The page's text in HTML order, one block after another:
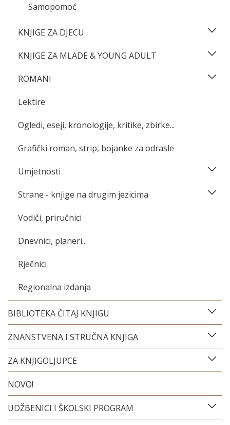
Samopomoć
KNJIGE ZA DJECU
KNJIGE ZA MLADE & YOUNG ADULT
ROMANI
Lektire
Ogledi, eseji, kronologije, kritike, zbirke...
Grafički roman, strip, bojanke za odrasle
Umjetnosti
Strane - knjige na drugim jezicima
Vodiči, priručnici
Dnevnici, planeri...
Rječnici
Regionalna izdanja
BIBLIOTEKA ČITAJ KNJIGU
ZNANSTVENA I STRUČNA KNJIGA
ZA KNJIGOLJUPCE
NOVO!
UDŽBENICI I ŠKOLSKI PROGRAM